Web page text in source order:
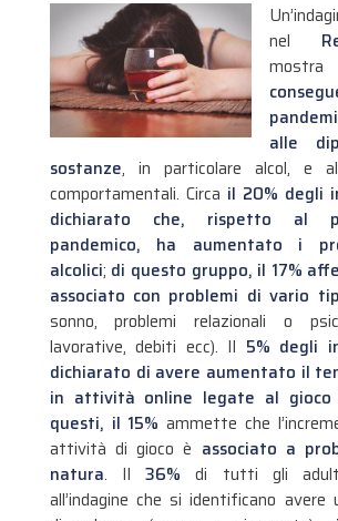
nel
alle
sostanze, in particolare alcol, e
comportamentali. Circa il 20% degli
dichiarato che, rispetto al
pandemico, ha aumentato i
alcolici; di questo gruppo, il 17%
associato con problemi di vario
sonno, problemi relazionali o
lavorative, debiti ecc). Il 5% degli
dichiarato di avere aumentato il
in attività online legate al gioco
questi, il 15% ammette che
attività di gioco è associato a
natura. Il36% di tutti gli
all’indagine che si identificano avere